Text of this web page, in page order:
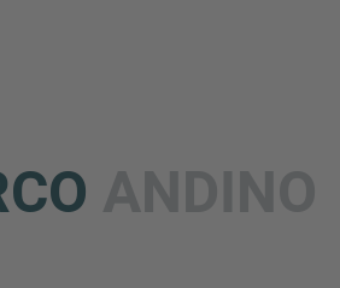
je huidige situatie, dan